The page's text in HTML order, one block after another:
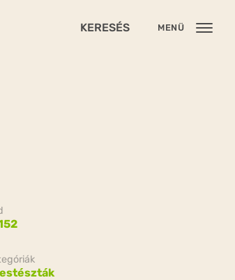
KERESÉS MENÜ